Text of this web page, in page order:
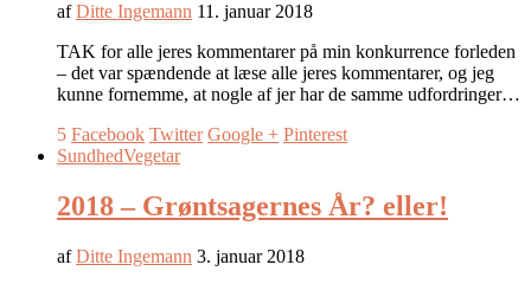
afDitte Ingemann 11. januar 2018
TAK for alle jeres kommentarer på min konkurrence forleden
– det var spændende at læse alle jeres kommentarer, og jeg
kunne fornemme, at nogle af jer har de samme udfordringer…
5 Facebook Twitter Google + Pinterest
SundhedVegetar
2018 – Grøntsagernes År? eller!
afDitte Ingemann 3. januar 2018